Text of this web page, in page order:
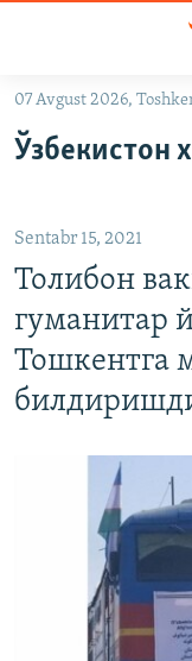
Асосий
Қидиришга
ўтинг
OZODLIK
На русском
ИЖТИМОИЙ
Озодлик бошқа
07 Avgust 2026,
Ўзбекистон
Sentabr 15, 2021
Толибон
гуманитар
Тошкентга